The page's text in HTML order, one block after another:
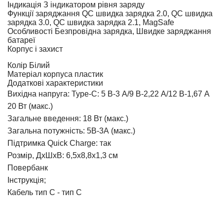
Індикація З індикатором рівня заряду
Функції заряджання QC швидка зарядка 2.0, QC швидка
зарядка 3.0, QC швидка зарядка 2.1, MagSafe
Особливості Безпровідна зарядка, Швидке заряджання
батареї
Корпус і захист
Колір Білий
Матеріал корпуса пластик
Додаткові характеристики
Вихідна напруга: Type-C: 5 В-3 А/9 В-2,22 А/12 В-1,67 А
20 Вт (макс.)
Загальне введення: 18 Вт (макс.)
Загальна потужність: 5В-3А (макс.)
Підтримка Quick Charge: так
Розмір, ДхШхВ: 6,5х8,8х1,3 см
Повербанк
Інструкція;
Кабель тип С - тип С